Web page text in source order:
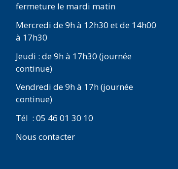
fermeture le mardi matin
Mercredi de 9h à 12h30 et de 14h00
à 17h30
Jeudi : de 9h à 17h30 (journée
continue)
Vendredi de 9h à 17h (journée
continue)
Tél : 05 46 01 30 10
Nous contacter